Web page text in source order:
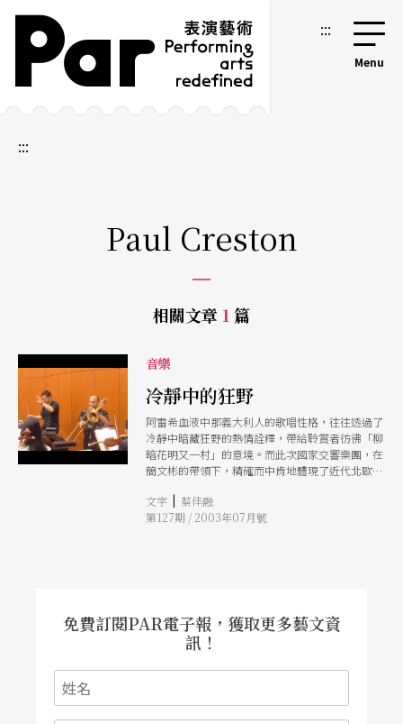
跳到主要內容區塊
網站導覽 :::
:::
Paul Creston
相關文章 1 篇
音樂
冷靜中的狂野
阿雷希血液中那義大利人的歌唱性格，往往透過了
冷靜中暗藏狂野的熱情詮釋，帶給聆賞者彷彿「柳
暗花明又一村」的意境。而此次國家交響樂團，在
簡文彬的帶領下，精確而中肯地體現了近代北歐作
內涵上的明顯對比，而這種忠實表現作品風格的協
奏方式，當然也使得阿雷希的詮釋與舖陳能更為自
文字 | 蔡佳融
第127期 / 2003年07月號
免費訂閱PAR電子報，獲取更多藝文資
訊！